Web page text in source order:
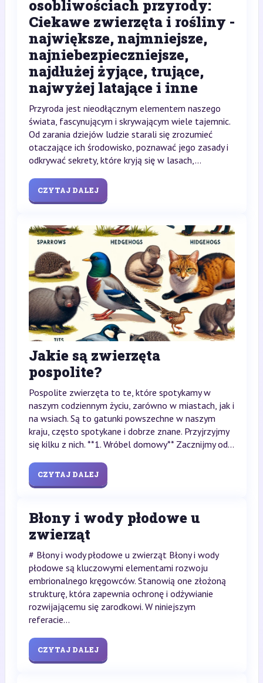
osobliwościach przyrody:
Ciekawe zwierzęta i rośliny -
największe, najmniejsze,
najniebezpieczniejsze,
najdłużej żyjące, trujące,
najwyżej latające i inne
Przyroda jest nieodłącznym elementem naszego
świata, fascynującym i skrywającym wiele tajemnic.
Od zarania dziejów ludzie starali się zrozumieć
otaczające ich środowisko, poznawać jego zasady i
odkrywać sekrety, które kryją się w lasach,...
CZYTAJ DALEJ
Jakie są zwierzęta
pospolite?
Pospolite zwierzęta to te, które spotykamy w
naszym codziennym życiu, zarówno w miastach, jak i
na wsiach. Są to gatunki powszechne w naszym
kraju, często spotykane i dobrze znane. Przyjrzyjmy
się kilku z nich. **1. Wróbel domowy** Zacznijmy od...
CZYTAJ DALEJ
Błony i wody płodowe u
zwierząt
# Błony i wody płodowe u zwierząt Błony i wody
płodowe są kluczowymi elementami rozwoju
embrionalnego kręgowców. Stanowią one złożoną
strukturę, która zapewnia ochronę i odżywianie
rozwijającemu się zarodkowi. W niniejszym
referacie...
CZYTAJ DALEJ